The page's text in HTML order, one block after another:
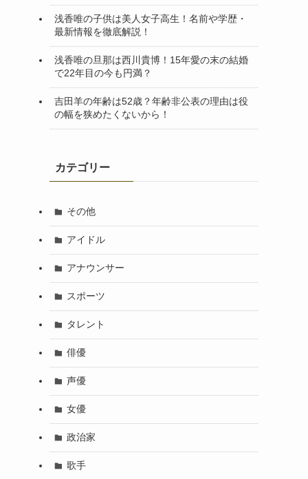
浅香唯の子供は美人女子高生！名前や学歴・
最新情報を徹底解説！
浅香唯の旦那は西川貴博！15年愛の末の結婚
で22年目の今も円満？
吉田羊の年齢は52歳？年齢非公表の理由は役
の幅を狭めたくないから！
カテゴリー
その他
アイドル
アナウンサー
スポーツ
タレント
俳優
声優
女優
政治家
歌手